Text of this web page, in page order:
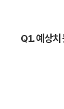
Q1. 예상치